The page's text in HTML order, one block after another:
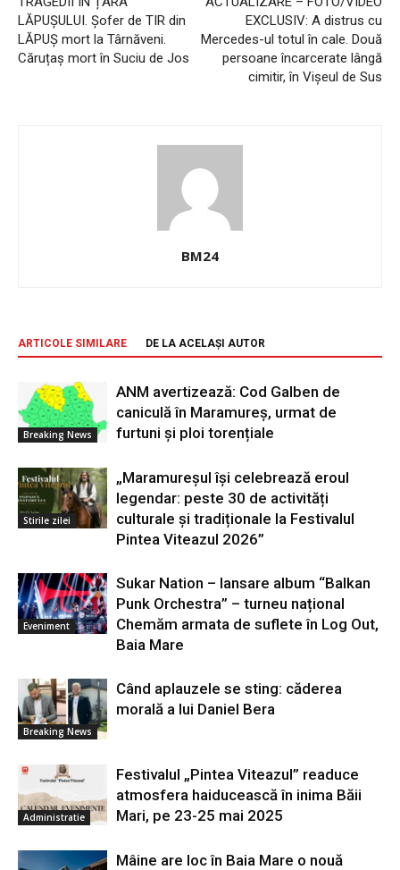
LĂPUȘULUI. Șofer de TIR din
LĂPUȘ mort la Târnăveni.
Căruțaș mort în Suciu de Jos
EXCLUSIV: A distrus cu
Mercedes-ul totul în cale. Două
persoane încarcerate lângă
cimitir, în Vișeul de Sus
BM24
ARTICOLE SIMILARE DE LA ACELAȘI AUTOR
Breaking News
ANM avertizează: Cod Galben de
caniculă în Maramureș, urmat de
furtuni și ploi torențiale
Stirile zilei
„Maramureșul își celebrează eroul
legendar: peste 30 de activități
culturale și tradiționale la Festivalul
Pintea Viteazul 2026”
Eveniment
Sukar Nation – lansare album “Balkan
Punk Orchestra” – turneu național
Chemăm armata de suflete în Log Out,
Baia Mare
Breaking News
Când aplauzele se sting: căderea
morală a lui Daniel Bera
Administratie
Festivalul „Pintea Viteazul” readuce
atmosfera haiducească în inima Băii
Mari, pe 23-25 mai 2025
Mâine are loc în Baia Mare o nouă